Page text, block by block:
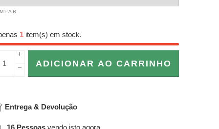
1 item(s) em stock.
+
−
ADICIONAR AO CARRINHO
Entrega & Devolução
16 Pessoas vendo isto agora